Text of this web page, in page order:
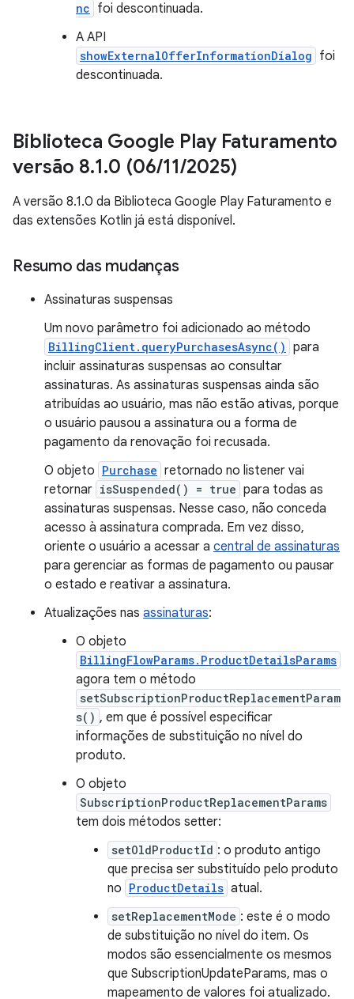
nc foi descontinuada.
A API
showExternalOfferInformationDialog foi
descontinuada.
Biblioteca Google Play Faturamento
versão 8.1.0 (06/11/2025)
A versão 8.1.0 da Biblioteca Google Play Faturamento e
das extensões Kotlin já está disponível.
Resumo das mudanças
Assinaturas suspensas
Um novo parâmetro foi adicionado ao método
BillingClient.queryPurchasesAsync() para
incluir assinaturas suspensas ao consultar
assinaturas. As assinaturas suspensas ainda são
atribuídas ao usuário, mas não estão ativas, porque
o usuário pausou a assinatura ou a forma de
pagamento da renovação foi recusada.
O objeto Purchase retornado no listener vai
retornar isSuspended() = true para todas as
assinaturas suspensas. Nesse caso, não conceda
acesso à assinatura comprada. Em vez disso,
oriente o usuário a acessar a central de assinaturas
para gerenciar as formas de pagamento ou pausar
o estado e reativar a assinatura.
Atualizações nas assinaturas:
O objeto
BillingFlowParams.ProductDetailsParams
agora tem o método
setSubscriptionProductReplacementParam
s() , em que é possível especificar
informações de substituição no nível do
produto.
O objeto
SubscriptionProductReplacementParams
tem dois métodos setter:
setOldProductId : o produto antigo
que precisa ser substituído pelo produto
no ProductDetails atual.
setReplacementMode : este é o modo
de substituição no nível do item. Os
modos são essencialmente os mesmos
que SubscriptionUpdateParams, mas o
mapeamento de valores foi atualizado.